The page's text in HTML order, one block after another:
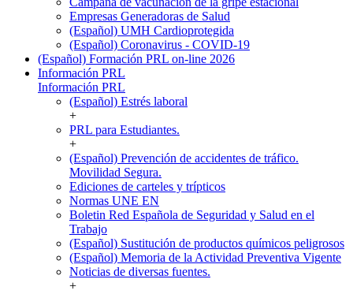
Empresas Generadoras de Salud
(Español) UMH Cardioprotegida
(Español) Coronavirus - COVID-19
(Español) Formación PRL on-line 2026
Información PRL
Información PRL
(Español) Estrés laboral
+
PRL para Estudiantes.
+
(Español) Prevención de accidentes de tráfico.
Movilidad Segura.
Ediciones de carteles y trípticos
Normas UNE EN
Boletin Red Española de Seguridad y Salud en el
Trabajo
(Español) Sustitución de productos químicos peligrosos
(Español) Memoria de la Actividad Preventiva Vigente
Noticias de diversas fuentes.
+